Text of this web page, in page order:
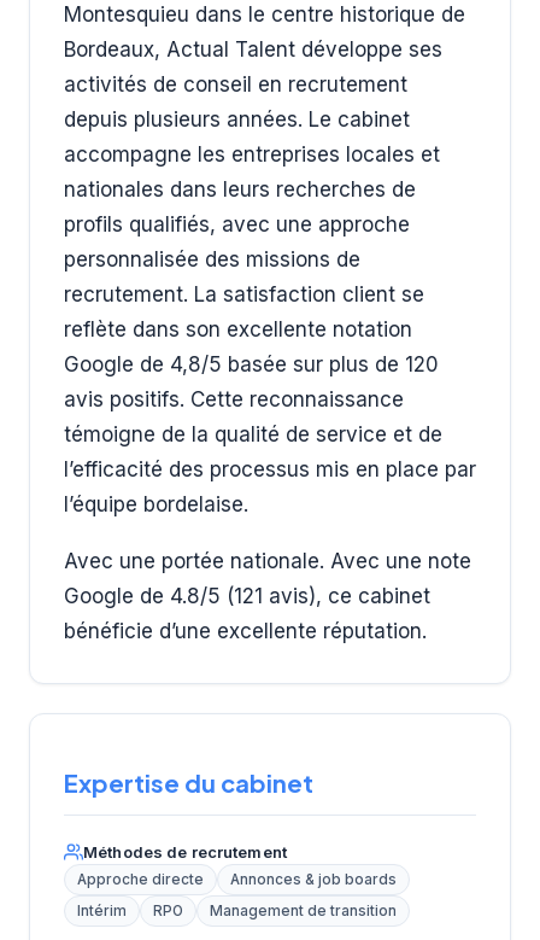
Montesquieu dans le centre historique de
Bordeaux, Actual Talent développe ses
activités de conseil en recrutement
depuis plusieurs années. Le cabinet
accompagne les entreprises locales et
nationales dans leurs recherches de
profils qualifiés, avec une approche
personnalisée des missions de
recrutement. La satisfaction client se
reflète dans son excellente notation
Google de 4,8/5 basée sur plus de 120
avis positifs. Cette reconnaissance
témoigne de la qualité de service et de
l’efficacité des processus mis en place par
l’équipe bordelaise.
Avec une portée nationale. Avec une note
Google de 4.8/5 (121 avis), ce cabinet
bénéficie d’une excellente réputation.
Expertise du cabinet
Méthodes de recrutement
Approche directe
Annonces & job boards
Intérim
RPO Management de transition